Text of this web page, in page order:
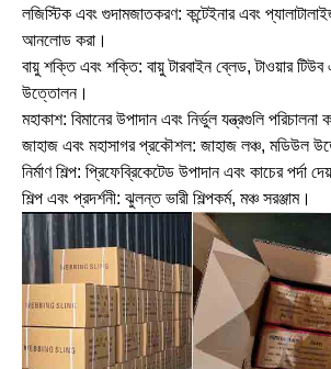
লজিস্টিক এবং গুদামজাতকরণ: কন্টেইনার এবং
আনলোড করা।
বায়ু শক্তি এবং শক্তি: বায়ু টারবাইন ব্লেড, টাওয়ার টিউব
উত্তোলন।
মহাকাশ: বিমানের উপাদান এবং নির্ভুল যন্ত্রগুলি পরিচালনা
জাহাজ এবং মহাসাগর প্রকৌশল: জাহাজ লঞ্চ, মডিউল
নির্মাণ শিল্প: প্রিফেব্রিকেটেড উপাদান এবং কাচের পর্দা
শিল্প এবং প্রদর্শনী: ঝুলন্ত ভারী শিল্পকর্ম, মঞ্চ সরঞ্জাম।